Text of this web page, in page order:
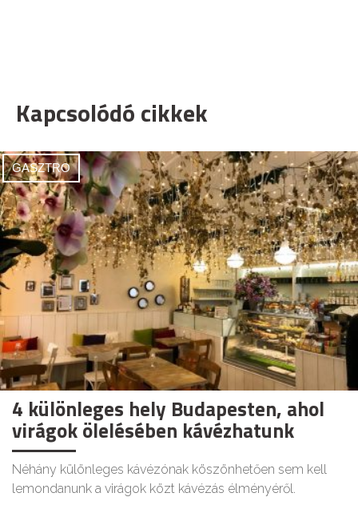
Kapcsolódó cikkek
GASZTRO
4 különleges hely Budapesten, ahol
virágok ölelésében kávézhatunk
Néhány különleges kávézónak köszönhetően sem kell
lemondanunk a virágok közt kávézás élményéről.